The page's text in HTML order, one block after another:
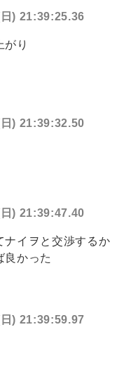
) 21:39:25.36
がり
) 21:39:32.50
) 21:39:47.40
ナイヲと交渉するか
良かった
) 21:39:59.97